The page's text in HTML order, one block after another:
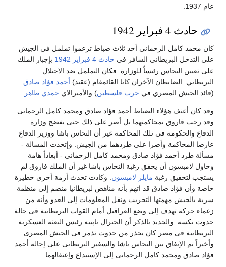
عام 1937.
حادث 4 فبراير 1942
كان محمد كامل الرحماني أحد ثلاث ضباط تزعموا تململ في الجيش
على التدخل البريطاني السافر في حادث 4 فبراير 1942
بإجبار الملك
على تعيين النحاس رئيساً للوزارة. فكان التململ ضد الاحتلال
البريطاني. الضابطان الآخران كانا القائمقام (عقيد) أحمد فؤاد صادق
(قائد الجيش المصري في حرب فلسطين) والأميرالاي حمدي طاهر .
وقد كان أعنف هؤلاء الضباط أحمد فؤاد صادق ومحمد كامل الرحمانى
وقد رحب فاروق بمحاكمتهما بل أصر على ذلك حتى يفضح وزارة
الدفاع والحكومة فى تلك المحاكمة غير أن النحاس باشا ووزير الدفاع
عارضا المحاكمة وأصرا على طردهما من الجيش. وإتخذت المسالة -
مسألة طرد أحمد فؤاد صادق ومحمد كامل الرحماني - أبعاداً هامة
وحاول لامبسون أن يحقق رغبة النحاس باشا غير أن الملك فاروق لم
يستجب لتحقيق رغبة مايلز لامبسون. وكادت تحدث أزمة أخرى خطيرة
خاصة وأن فؤاد صادق قد اتهم بأنه مناهض لبريطانيا منضم إلى منظمة
سرية بالجيش مهمتها التخريب ونقل المعلومات إلى العدو وأنه من
زعماء حركة تهدف إلى وضع العراقيل أمام القوات البريطانية فى حالة
حدوث نكسة. والجديد بالذكر أن الجنرال ناپييه رئيس البعثة العسكرية
البريطانية فى مصر كان يحذر من حدوث تذمر فى الجيش المصرى:
وأخيراً تم الإتفاق بين النحاس باشا والسفير البريطانى على إحالة أحمد
فؤاد صادق ومحمد كامل الرحمانى إلى الإستيداع وإعتقالهما.